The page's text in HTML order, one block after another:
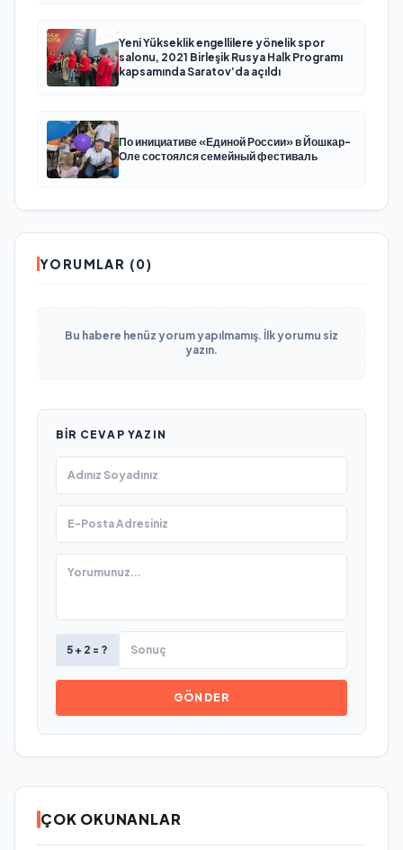
Yeni Yükseklik engellilere yönelik spor
salonu, 2021 Birleşik Rusya Halk Programı
kapsamında Saratov’da açıldı
По инициативе «Единой России» в Йошкар-
Оле состоялся семейный фестиваль
YORUMLAR (0)
Bu habere henüz yorum yapılmamış. İlk yorumu siz
yazın.
BIR CEVAP YAZIN
5 + 2 = ?
GÖNDER
ÇOK OKUNANLAR